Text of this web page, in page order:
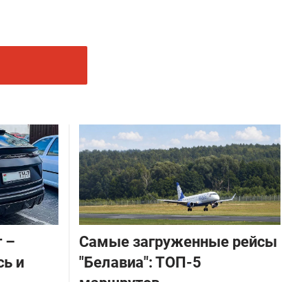
–
и
Самые загруженные рейсы
"Белавиа": ТОП-5